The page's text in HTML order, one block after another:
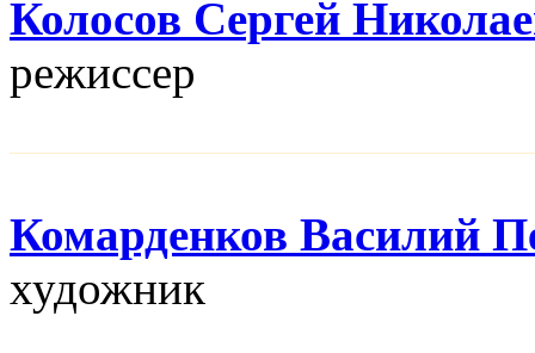
Колосов Сергей
режисcер
Комарденков Василий
художник